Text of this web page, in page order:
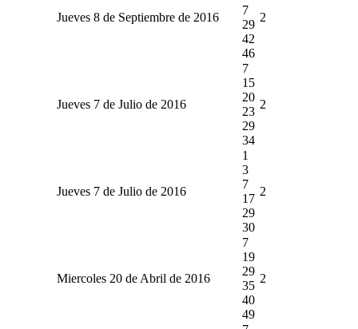
Jueves 8 de Septiembre de 2016
7
29
42
46
2
Jueves 7 de Julio de 2016
7
15
20
23
29
34
2
Jueves 7 de Julio de 2016
1
3
7
17
29
30
2
Miercoles 20 de Abril de 2016
7
19
29
35
40
49
2